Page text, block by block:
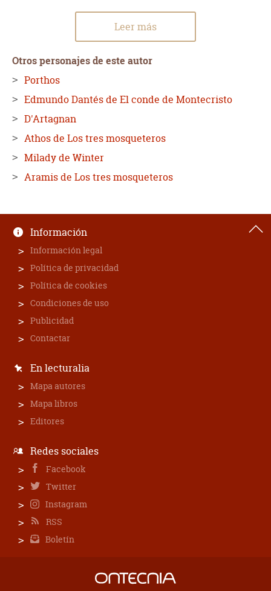
Leer más
Otros personajes de este autor
Porthos
Edmundo Dantés de El conde de Montecristo
D'Artagnan
Athos de Los tres mosqueteros
Milady de Winter
Aramis de Los tres mosqueteros
Información
Información legal
Política de privacidad
Política de cookies
Condiciones de uso
Publicidad
Contactar
En lecturalia
Mapa autores
Mapa libros
Editores
Redes sociales
Facebook
Twitter
Instagram
RSS
Boletín